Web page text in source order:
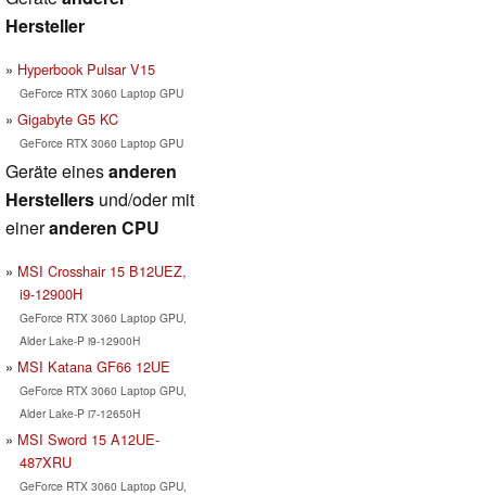
Hersteller
Hyperbook Pulsar V15
GeForce RTX 3060 Laptop GPU
Gigabyte G5 KC
GeForce RTX 3060 Laptop GPU
Geräte einesanderen
Herstellers und/oder mit
eineranderen CPU
MSI Crosshair 15 B12UEZ,
i9-12900H
GeForce RTX 3060 Laptop GPU,
Alder Lake-P i9-12900H
MSI Katana GF66 12UE
GeForce RTX 3060 Laptop GPU,
Alder Lake-P i7-12650H
MSI Sword 15 A12UE-
487XRU
GeForce RTX 3060 Laptop GPU,